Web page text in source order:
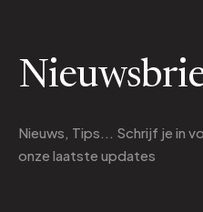
Nieuws, Tips... Schrijf je in
onze laatste updates